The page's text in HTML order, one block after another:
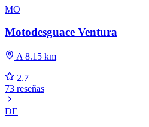
MO
Motodesguace Ventura
A 8.15 km
2.7
73 reseñas
DE